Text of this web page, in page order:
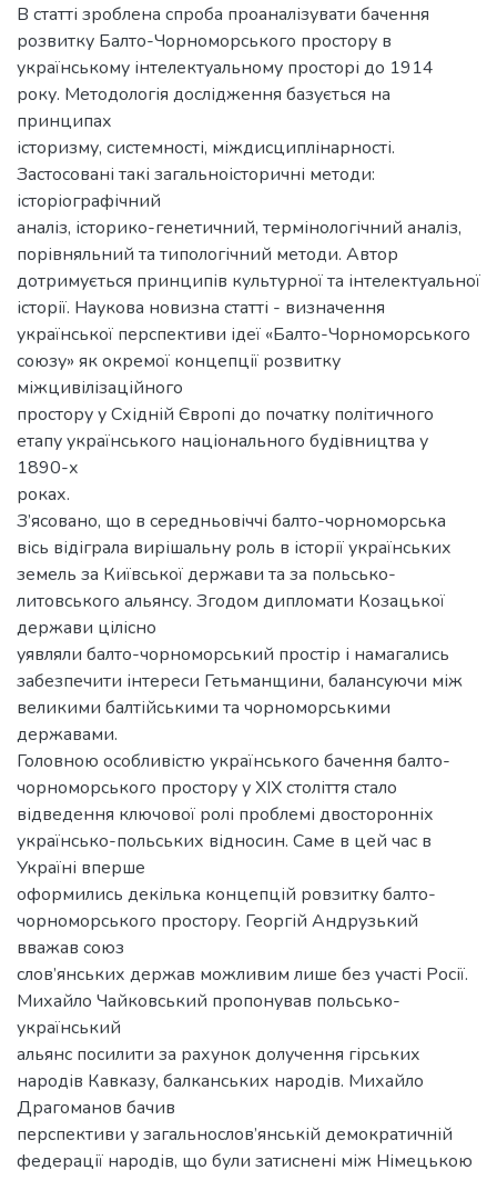
В статті зроблена спроба проаналізувати бачення
розвитку Балто-Чорноморського простору в
українському інтелектуальному просторі до 1914
року. Методологія дослідження базується на
принципах
історизму, системності, міждисциплінарності.
Застосовані такі загальноісторичні методи:
історіографічний
аналіз, історико-генетичний, термінологічний аналіз,
порівняльний та типологічний методи. Автор
дотримується принципів культурної та інтелектуальної
історії. Наукова новизна статті - визначення
української перспективи ідеї «Балто-Чорноморського
союзу» як окремої концепції розвитку
міжцивілізаційного
простору у Східній Європі до початку політичного
етапу українського національного будівництва у
1890-х
роках.
З’ясовано, що в середньовіччі балто-чорноморська
вісь відіграла вирішальну роль в історії українських
земель за Київської держави та за польсько-
литовського альянсу. Згодом дипломати Козацької
держави цілісно
уявляли балто-чорноморський простір і намагались
забезпечити інтереси Гетьманщини, балансуючи між
великими балтійськими та чорноморськими
державами.
Головною особливістю українського бачення балто-
чорноморського простору у ХІХ століття стало
відведення ключової ролі проблемі двосторонніх
українсько-польських відносин. Саме в цей час в
Україні вперше
оформились декілька концепцій ровзитку балто-
чорноморського простору. Георгій Андрузький
вважав союз
слов’янських держав можливим лише без участі Росії.
Михайло Чайковський пропонував польсько-
український
альянс посилити за рахунок долучення гірських
народів Кавказу, балканських народів. Михайло
Драгоманов бачив
перспективи у загальнослов’янській демократичній
федерації народів, що були затиснені між Німецькою